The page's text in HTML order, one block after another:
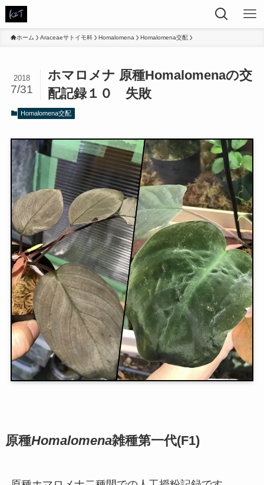
ホーム Araceaeサトイモ科 Homalomena Homalomena交配
ホマロメナ 原種Homalomenaの交
配記録１０ 失敗
2018
7/31
Homalomena交配
原種Homalomena雑種第一代(F1)